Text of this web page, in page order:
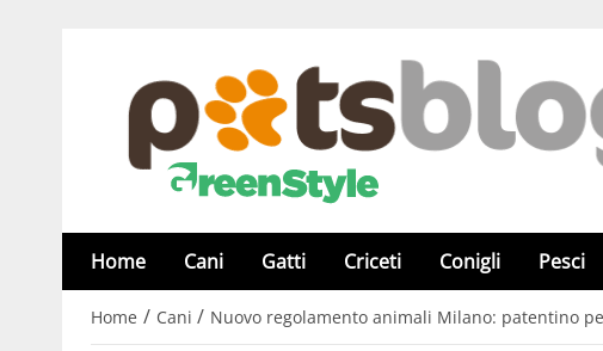
Home Cani Gatti Criceti Conigli Pesci
Home / Cani / Nuovo regolamento animali Milano: patentino